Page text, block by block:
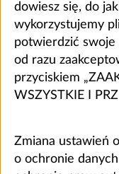
dowiesz się, do
wykorzystujemy
potwierdzić
od razu
przyciskiem
WSZYSTKIE I
Zmiana ustawień
o ochronie